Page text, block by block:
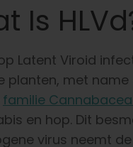
Is
Latent Viroid
planten, met
familie
en hop. Dit
virus neemt de